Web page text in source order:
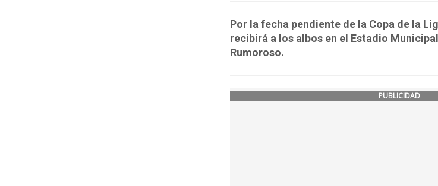
Por la fecha pendiente de la Copa de la
recibirá a los albos en el Estadio
Rumoroso.
PUBLICIDAD